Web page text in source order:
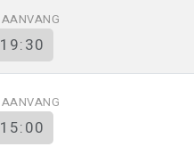
AANVANG
19:30
AANVANG
15:00